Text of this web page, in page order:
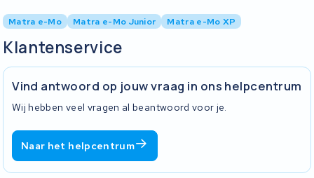
Matra e-Mo Matra e-Mo Junior Matra e-Mo XP
Klantenservice
Vind antwoord op jouw vraag in ons helpcentrum
Wij hebben veel vragen al beantwoord voor je.
Naar het helpcentrum